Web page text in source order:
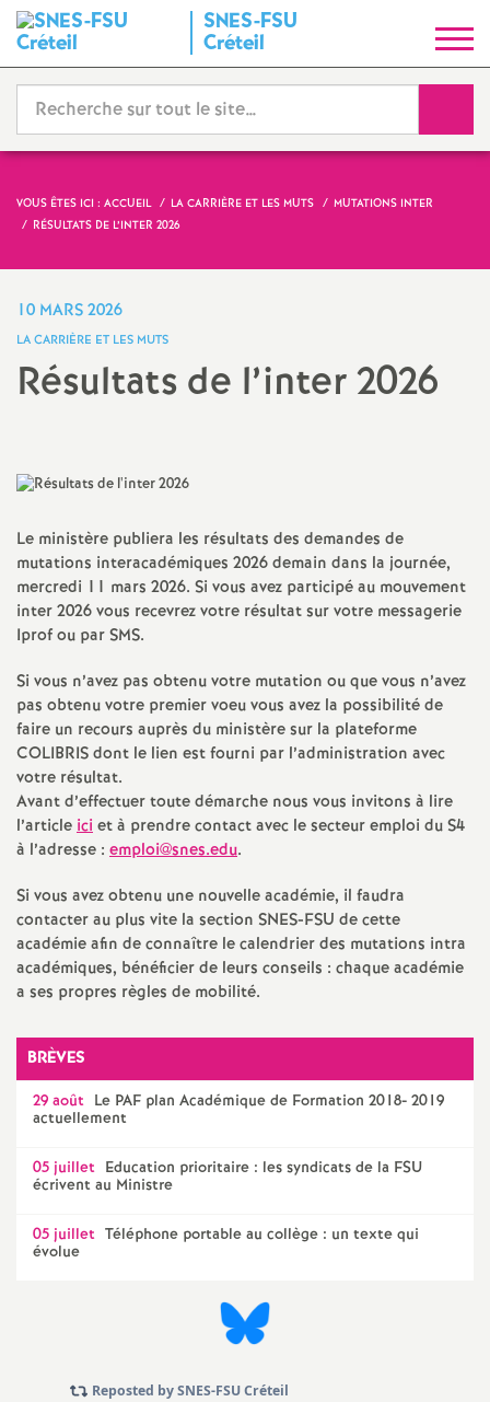
SNES-FSU
Créteil
y
n
d
i
a
a
t
o
n
a
l
d
e
s
E
n
VOUS ÊTES ICI : ACCUEIL LA CARRIÈRE ET LES MUTS
MUTATIONS INTER
RÉSULTATS DE L’INTER 2026
10 MARS 2026
LA CARRIÈRE ET LES MUTS
Résultats de l’inter 2026
Le ministère publiera les résultats des demandes de
mutations interacadémiques 2026 demain dans la journée,
mercredi 11 mars 2026. Si vous avez participé au mouvement
inter 2026 vous recevrez votre résultat sur votre messagerie
Iprof ou parSMS.
Si vous n’avez pas obtenu votre mutation ou que vous n’avez
pas obtenu votre premier voeu vous avez la possibilité de
faire un recours auprès du ministère sur la plateforme
COLIBRISdont le lien est fourni par l’administration avec
votre résultat.
Avant d’effectuer toute démarche nous vous invitons à lire
l’articleiciet à prendre contact avec le secteur emploi du S4
à l’adresse : emploi@snes.edu.
Si vous avez obtenu une nouvelle académie, il faudra
contacter au plus vite la section SNES-FSU de cette
académie afin de connaître le calendrier des mutations intra
académiques, bénéficier de leurs conseils : chaque académie
a ses propres règles de mobilité.
BRÈVES
29 août Le PAF plan Académique de Formation 2018- 2019
actuellement
05 juillet Education prioritaire : les syndicats de la FSU
écrivent au Ministre
05 juillet Téléphone portable au collège : un texte qui
évolue